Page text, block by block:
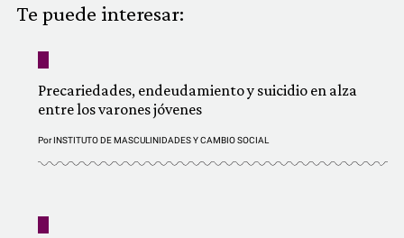
QUIÉNES SOMOS
Te puede interesar:
Precariedades, endeudamiento y suicidio en alza
entre los varones jóvenes
PorINSTITUTO DE MASCULINIDADES Y CAMBIO SOCIAL